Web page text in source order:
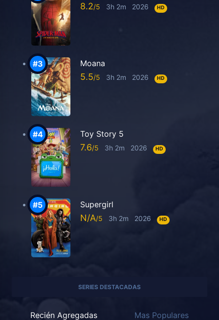
8.2 3h 2m 2026 HD
Moana
5.5 3h 2m 2026 HD
Toy Story 5
7.6 3h 2m 2026 HD
Supergirl
N/A 3h 2m 2026 HD
SERIES DESTACADAS
Recién Agregadas Mas Populares